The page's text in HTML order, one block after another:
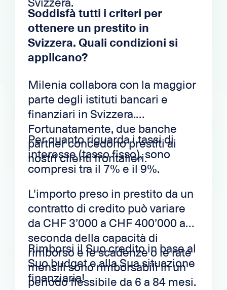
Soddisfà tutti i criteri per
ottenere un prestito in
Svizzera. Quali condizioni si
applicano?
Milenia collabora con la maggior
parte degli istituti bancari e
finanziari in Svizzera.
Fortunatamente, due banche
partner concedono prestiti ai
nostri clienti frontalieri.
Per quanto riguarda i tassi di
interesse (tasso fisso), sono
compresi tra il 7% e il 9%.
L'importo preso in prestito da un
contratto di credito può variare
da CHF 3’000 a CHF 400’000 a
seconda della capacità di
rimborso e le scadenze o le rate
mensili sono rimborsabili in un
periodo flessibile da 6 a 84 mesi.
Rimborsi il Suo credito in base al
Suo budget e alla Sua situazione
finanziaria!